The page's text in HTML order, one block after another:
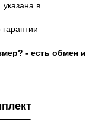
указана в
- есть обмен и